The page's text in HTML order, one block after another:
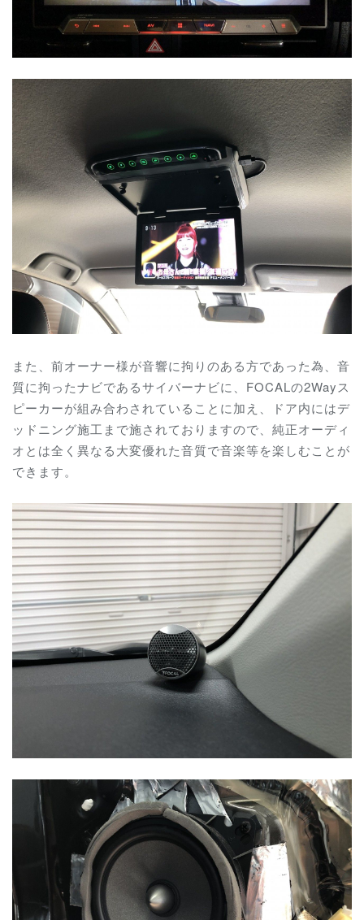
また、前オーナー様が音響に拘りのある方であった為、音
質に拘ったナビであるサイバーナビに、FOCALの2Wayス
ピーカーが組み合わされていることに加え、ドア内にはデ
ッドニング施工まで施されておりますので、純正オーディ
オとは全く異なる大変優れた音質で音楽等を楽しむことが
できます。